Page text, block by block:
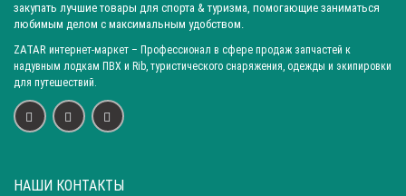
закупать лучшие товары для спорта & туризма, помогающие заниматься
любимым делом с максимальным удобством.
ZATAR интернет-маркет – Профессионал в сфере продаж запчастей к
надувным лодкам ПВХ и Rib, туристического снаряжения, одежды и экипировки
для путешествий.
НАШИ КОНТАКТЫ